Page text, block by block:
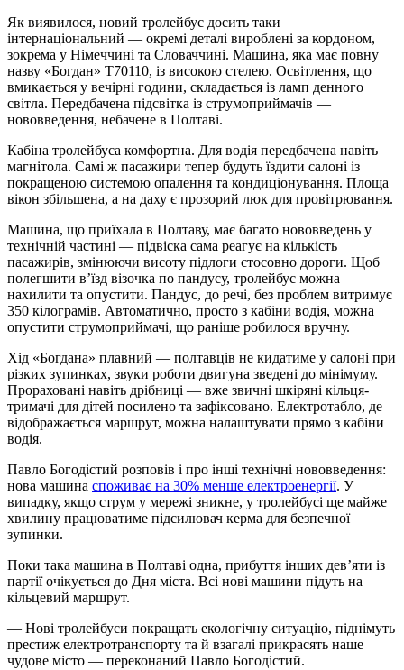
Як виявилося, новий тролейбус досить таки
інтернаціональний — окремі деталі вироблені за кордоном,
зокрема у Німеччині та Словаччині. Машина, яка має повну
назву «Богдан» Т70110, із високою стелею. Освітлення, що
вмикається у вечірні години, складається із ламп денного
світла. Передбачена підсвітка із струмоприймачів —
нововведення, небачене в Полтаві.
Кабіна тролейбуса комфортна. Для водія передбачена навіть
магнітола. Самі ж пасажири тепер будуть їздити салоні із
покращеною системою опалення та кондиціонування. Площа
вікон збільшена, а на даху є прозорий люк для провітрювання.
Машина, що приїхала в Полтаву, має багато нововведень у
технічній частині — підвіска сама реагує на кількість
пасажирів, змінюючи висоту підлоги стосовно дороги. Щоб
полегшити в’їзд візочка по пандусу, тролейбус можна
нахилити та опустити. Пандус, до речі, без проблем витримує
350 кілограмів. Автоматично, просто з кабіни водія, можна
опустити струмоприймачі, що раніше робилося вручну.
Хід «Богдана» плавний — полтавців не кидатиме у салоні при
різких зупинках, звуки роботи двигуна зведені до мінімуму.
Прораховані навіть дрібниці — вже звичні шкіряні кільця-
тримачі для дітей посилено та зафіксовано. Електротабло, де
відображається маршрут, можна налаштувати прямо з кабіни
водія.
Павло Богодістий розповів і про інші технічні нововведення:
нова машина споживає на 30% менше електроенергії. У
випадку, якщо струм у мережі зникне, у тролейбусі ще майже
хвилину працюватиме підсилювач керма для безпечної
зупинки.
Поки така машина в Полтаві одна, прибуття інших дев’яти із
партії очікується до Дня міста. Всі нові машини підуть на
кільцевий маршрут.
— Нові тролейбуси покращать екологічну ситуацію, піднімуть
престиж електротранспорту та й взагалі прикрасять наше
чудове місто — переконаний Павло Богодістий.